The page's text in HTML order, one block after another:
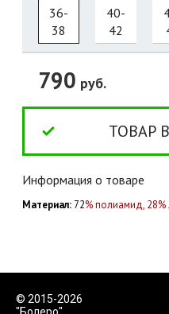
36-
38
40-
42
790 руб.
ТОВАР
Информация о товаре
Материал:72% полиамид, 28%
© 2015-2026